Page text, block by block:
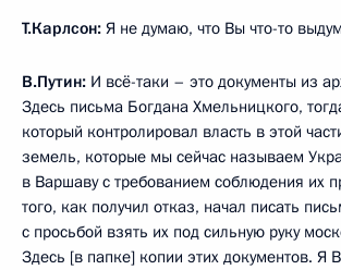
Т.Карлсон: Я не думаю, что Вы что-то
В.Путин: И всё-таки – это документы из
Здесь письма Богдана Хмельницкого,
который контролировал власть в этой
земель, которые мы сейчас называем
в Варшаву с требованием соблюдения их
того, как получил отказ, начал писать
с просьбой взять их под сильную руку
Здесь [в папке] копии этих документов. Я